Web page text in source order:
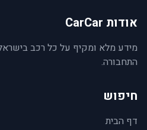
אודות CarCar
מידע מלא ומקיף על כל רכב
התחבורה.
חיפוש
דף הבית